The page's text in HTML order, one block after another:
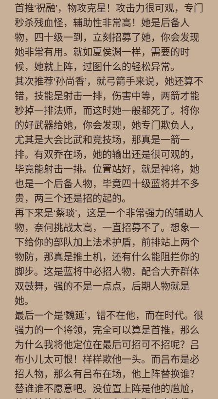
首推‘祝融’，物攻克星！攻击力很可观，专门
秒杀残血怪，辅助性非常高！她是后备人
物，四十级一到，立刻招募了她，你会发现
她非常有用。就如夏侯渊一样，需要的时
候，她就上阵，过图什么的轻松异常。
其次推荐‘孙尚香’，就弓箭手来说，她还算不
错，技能是射击一排，伤害中等，两箭才能
秒掉一排法师，而这时她一般都死了。将你
的好武器给她，你会发现，她专门欺负人，
尤其是大会比武和竞技场，那真是一箭一
排。有双乔在场，她的输出还是很可观的，
毕竟能射击一排。位置站好，就是神将，她
也是一个后备人物，毕竟四十级蓝将并不多
贵，两三个还是招的起的。
再下来是‘蔡琰’，这是一个非常强力的辅助人
物，奈何挑战太高，一直招募不了。想象一
下给你的部队加上法术护盾，前排站上两个
物防，那真是推土机，还有什么能阻拦你的
脚步。这是蓝将中必招人物，配合大乔群体
双鼓舞，强的不是一点点，后期人物就是
她。
最后一个是‘魏延’，错不在他，而在时代。很
强力的一个将领，完全可以算是首推，那么
为什么我将他定位在最后可招可不招呢？吕
布小儿太可恨！样样欺他一头。而吕布是必
招人物，那么有吕布在场，他上阵替换谁？
替谁谁不愿意吧。没位置上阵是他的尴尬，